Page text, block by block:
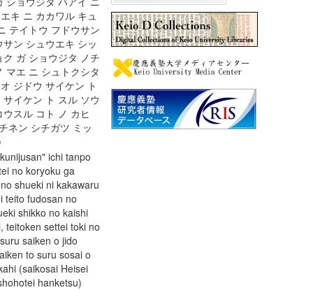
キ ニ カカワル キュ
テイトウ フドウサン
ン シュウエキ シッ
ガ ショウジタ ノチ
マエ ニ シュトクシタ
ジドウ サイケン ト
イケン ト スル ソウ
スル コト ノ カヒ
ネン シチガツ ミッ
)
ichi tanpo
no koryoku ga
shueki ni kakawaru
teito fudosan no
shikko no kaishi
teitoken settei toki no
saiken o jido
to suru sosai o
(saikosai Heisei
hanketsu)